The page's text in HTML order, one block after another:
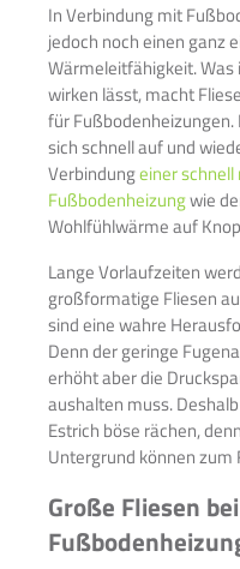
In Verbindung mit
jedoch noch einen ganz
Wärmeleitfähigkeit.
wirken lässt, macht
für
sich schnell auf und
Verbindungeiner
Fußbodenheizungwie
Wohlfühlwärme auf
Lange Vorlaufzeiten
großformatige Fliesen
sind eine wahre
Denn der geringe
erhöht aber die
aushalten muss.
Estrich böse rächen,
Untergrund können zum
Große Fliesen